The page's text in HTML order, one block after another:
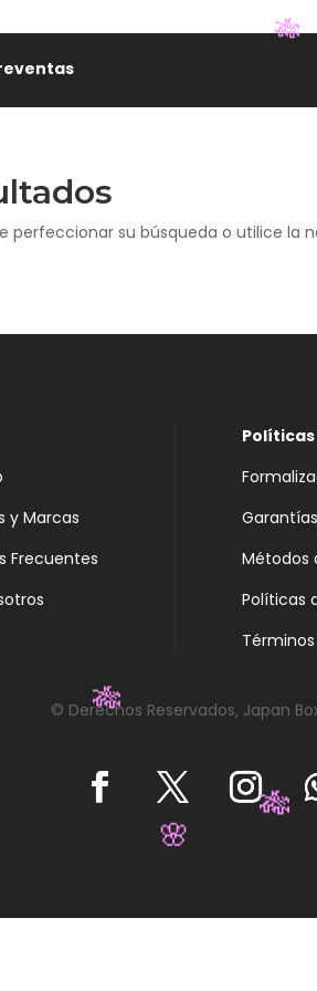
perfeccionar su búsqueda o utilice la
y Marcas
Frecuentes
Políticas
Métodos
Políticas
© Derechos Reservados, Japan
🎋